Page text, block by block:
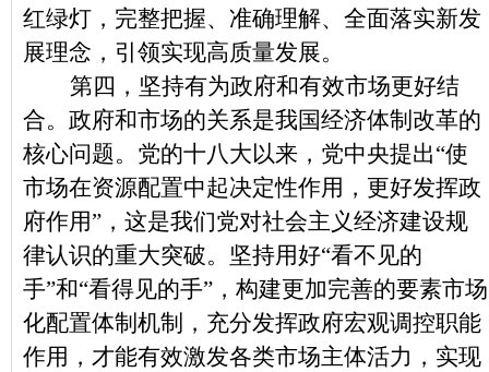
红绿灯，完整把握、准确理解、全面落实新发
展理念，引领实现高质量发展。
第四，坚持有为政府和有效市场更好结
合。政府和市场的关系是我国经济体制改革的
核心问题。党的十八大以来，党中央提出“使
市场在资源配置中起决定性作用，更好发挥政
府作用”，这是我们党对社会主义经济建设规
律认识的重大突破。坚持用好“看不见的
手”和“看得见的手”，构建更加完善的要素市场
化配置体制机制，充分发挥政府宏观调控职能
作用，才能有效激发各类市场主体活力，实现